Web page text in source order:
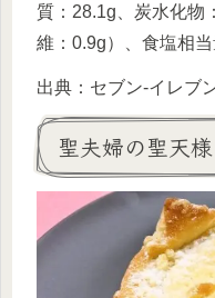
質：28.1g、炭水化物
維：0.9g）、食塩相
出典：セブン-イレブ
聖夫婦の聖天